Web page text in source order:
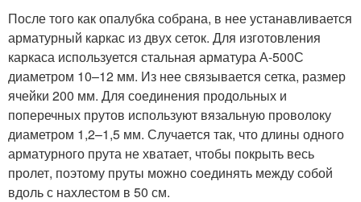
После того как опалубка собрана, в нее устанавливается
арматурный каркас из двух сеток. Для изготовления
каркаса используется стальная арматура А-500С
диаметром 10–12 мм. Из нее связывается сетка, размер
ячейки 200 мм. Для соединения продольных и
поперечных прутов используют вязальную проволоку
диаметром 1,2–1,5 мм. Случается так, что длины одного
арматурного прута не хватает, чтобы покрыть весь
пролет, поэтому пруты можно соединять между собой
вдоль с нахлестом в 50 см.